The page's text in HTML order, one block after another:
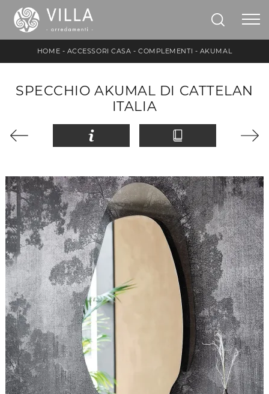
HOME - ACCESSORI CASA -COMPLEMENTI - AKUMAL
SPECCHIO AKUMAL DI CATTELAN
ITALIA